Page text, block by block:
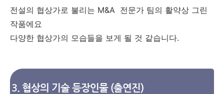
전설의 협상가로 불리는 M&A 전문가 팀의 활약상 그린
작품에요
다양한 협상가의 모습들을 보게 될 것 같습니다.
3. 협상의 기술 등장인물 (출연진)